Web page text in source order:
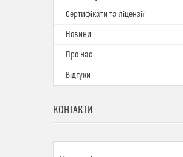
Сертифікати та ліцензії
Новини
Про нас
Відгуки
КОНТАКТИ